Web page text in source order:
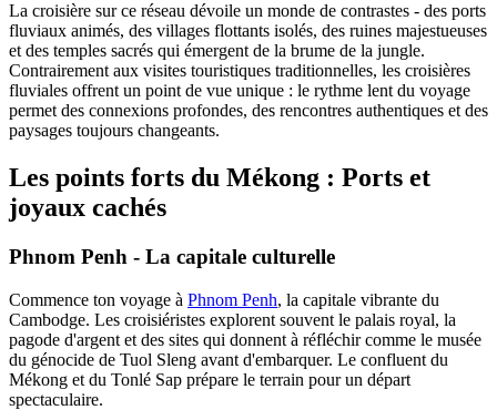
La croisière sur ce réseau dévoile un monde de contrastes - des ports
fluviaux animés, des villages flottants isolés, des ruines majestueuses
et des temples sacrés qui émergent de la brume de la jungle.
Contrairement aux visites touristiques traditionnelles, les croisières
fluviales offrent un point de vue unique : le rythme lent du voyage
permet des connexions profondes, des rencontres authentiques et des
paysages toujours changeants.
Les points forts du Mékong : Ports et
joyaux cachés
Phnom Penh - La capitale culturelle
Commence ton voyage à Phnom Penh, la capitale vibrante du
Cambodge. Les croisiéristes explorent souvent le palais royal, la
pagode d'argent et des sites qui donnent à réfléchir comme le musée
du génocide de Tuol Sleng avant d'embarquer. Le confluent du
Mékong et du Tonlé Sap prépare le terrain pour un départ
spectaculaire.